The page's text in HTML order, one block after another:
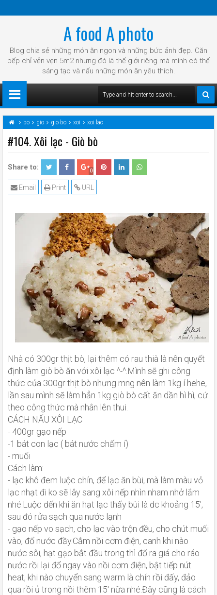
A food A photo
Blog chia sẻ những món ăn ngon và những bức ảnh đẹp. Căn
bếp chỉ vẻn vẹn 5m2 nhưng đó là thế giới riêng mà mình có thể
sáng tạo và nấu những món ăn yêu thích.
bo gio gio bo xoi xoi lac
#104. Xôi lạc - Giò bò
Share to: 0
URL
Print
Email
Nhà có 300gr thịt bò, lại thêm có rau thià là nên quyết
định làm giò bò ăn với xôi lạc ^-^.Mình sẽ ghi công
thức của 300gr thịt bò nhưng mng nên làm 1kg í hehe,
lần sau mình sẽ làm hẳn 1kg giò bò cất ăn dần hì hì, cứ
theo công thức mà nhân lên thui.
CÁCH NẤU XÔI LẠC
- 400gr gạo nếp
-1 bát con lạc ( bát nước chấm í)
- muối
Cách làm:
- lạc khô đem luộc chín, để lạc ăn bùi, mà làm màu vỏ
lạc nhạt đi ko sẽ lây sang xôi nếp nhìn nham nhở lắm
nhé.Luộc đến khi ăn hạt lạc thấy bùi là đc khoảng 15',
sau đó rửa sạch qua nước lạnh
- gạo nếp vo sạch, cho lạc vào trộn đều, cho chút muối
vào, đổ nước đầy.Cắm nồi cơm điện, canh khi nào
nước sôi, hạt gạo bắt đầu trong thì đổ ra giá cho ráo
nước rồi lại đổ ngay vào nồi cơm điện, bật tiếp nút
heat, khi nào chuyển sang warm là chín rồi đấy, đảo
qua rồi ủ trong nồi thêm 15' nữa nhé.Đây cũng là cách